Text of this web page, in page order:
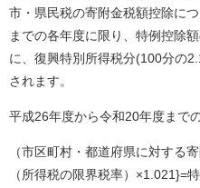
市・県民税の寄附金税額控除に
までの各年度に限り、特例控除
に、復興特別所得税分(100分の
されます。
平成26年度から令和20年度まで
（市区町村・都道府県に対する
（所得税の限界税率）×1.021}=